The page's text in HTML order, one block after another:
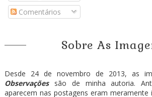
Comentários
Sobre As
Desde 24 de novembro de 2013, as
Observaçõessão de minha autoria.
aparecem nas postagens eram meramente